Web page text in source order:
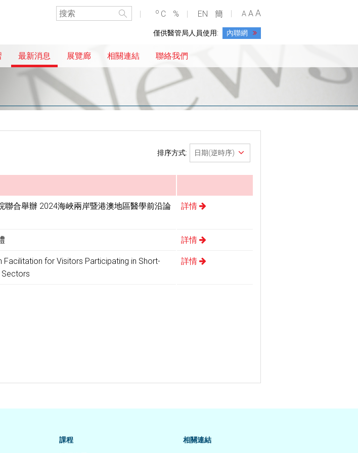
o C % EN 簡 A A A
僅供醫管局人員使用: 內聯網
最新消息 展覽廊 相關連結 聯絡我們
排序方式:
聯合舉辦 2024海峽兩岸暨港澳地區醫學前沿論
詳情
詳情
Facilitation for Visitors Participating in Short-
Sectors
詳情
課程
相關連結